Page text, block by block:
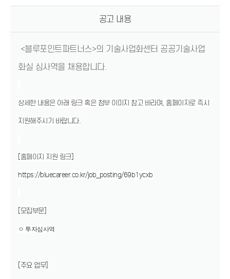
공고 내용
<블루포인트파트너스>의 기술사업화센터 공공기술사업
화실 심사역을 채용합니다.
상세한 내용은 아래 링크 혹은 첨부 이미지 참고 바라며, 홈페이지로 즉시
지원해주시기 바랍니다.
[홈페이지 지원 링크]
https://bluecareer.co.kr/job_posting/69b1ycxb
[모집부문]
ㅇ 투자심사역
[주요 업무]